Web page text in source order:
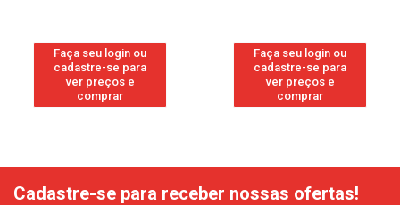
Faça seu login ou
cadastre-se para
ver preços e
comprar
Faça seu login ou
cadastre-se para
ver preços e
comprar
Cadastre-se para receber nossas ofertas!